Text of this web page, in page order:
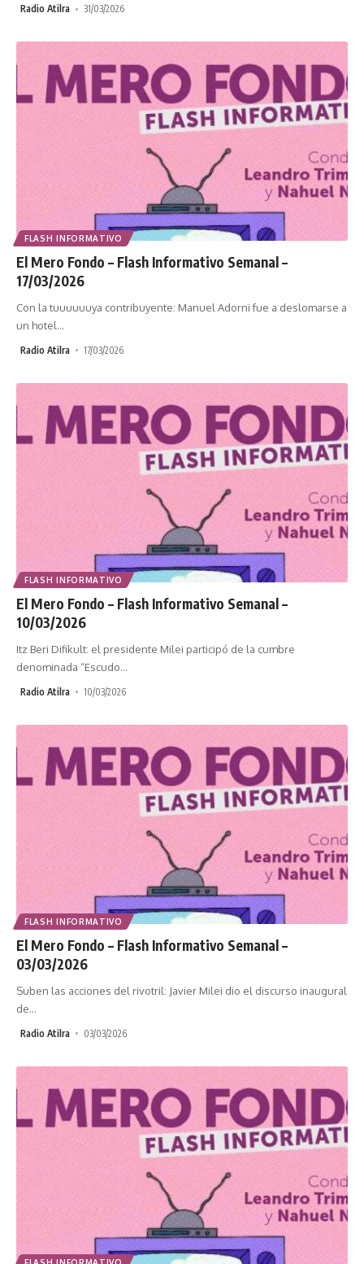
Radio Atilra 31/03/2026
FLASH INFORMATIVO
El Mero Fondo – Flash Informativo Semanal –
17/03/2026
Con la tuuuuuuya contribuyente: Manuel Adorni fue a deslomarse a
un hotel…
Radio Atilra 17/03/2026
FLASH INFORMATIVO
El Mero Fondo – Flash Informativo Semanal –
10/03/2026
Itz Beri Difikult: el presidente Milei participó de la cumbre
denominada “Escudo…
Radio Atilra 10/03/2026
FLASH INFORMATIVO
El Mero Fondo – Flash Informativo Semanal –
03/03/2026
Suben las acciones del rivotril: Javier Milei dio el discurso inaugural
de…
Radio Atilra 03/03/2026